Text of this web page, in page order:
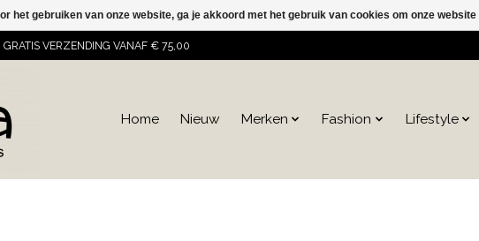
GRATIS VERZENDING VANAF € 75,00
Home Nieuw Merken Fashion Lifestyle
het gebruiken van onze website, ga je akkoord met het gebruik van cookies om onze